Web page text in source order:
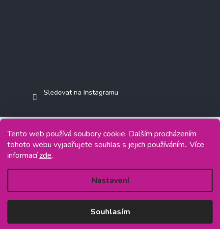
Tento web používá soubory cookie. Dalším procházením
tohoto webu vyjadřujete souhlas s jejich používáním.. Více
informacízde.
Nastavení
Souhlasím
Sledovat na Instagramu
Copyright 2026Jasminkashop.cz. Všechna práva vyhrazena.
Vytvořil Shoptet